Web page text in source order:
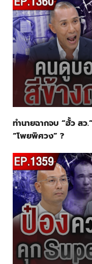
ทำนายฉากจบ “ฮั้ว สว
“โพยพิศวง” ?